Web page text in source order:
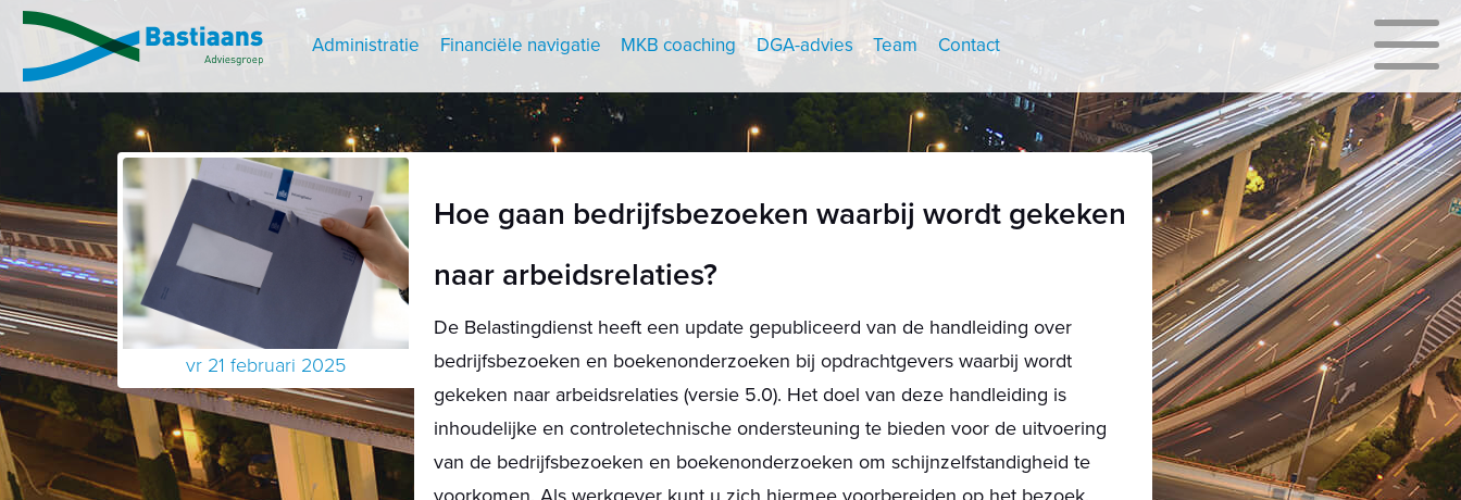
Administratie Financiële navigatie MKB coaching DGA-advies Team Contact
vr 21 februari 2025
Hoe gaan bedrijfsbezoeken waarbij wordt gekeken
naar arbeidsrelaties?
De Belastingdienst heeft een update gepubliceerd van de handleiding over
bedrijfsbezoeken en boekenonderzoeken bij opdrachtgevers waarbij wordt
gekeken naar arbeidsrelaties (versie 5.0). Het doel van deze handleiding is
inhoudelijke en controletechnische ondersteuning te bieden voor de uitvoering
van de bedrijfsbezoeken en boekenonderzoeken om schijnzelfstandigheid te